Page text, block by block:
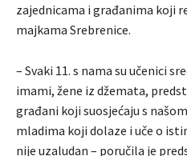
zajednicama i građanima koji
majkama Srebrenice.
– Svaki 11. s nama su učenici
imami, žene iz džemata,
građani koji suosjećaju s
mladima koji dolaze i uče o
nije uzaludan – poručila je